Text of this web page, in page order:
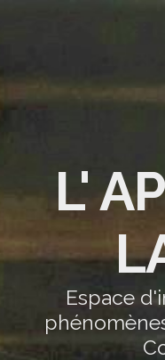
L'
Espace